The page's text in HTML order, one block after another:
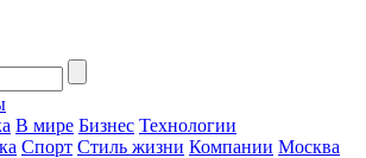
В мире Бизнес Технологии
Спорт Стиль жизни Компании Москва